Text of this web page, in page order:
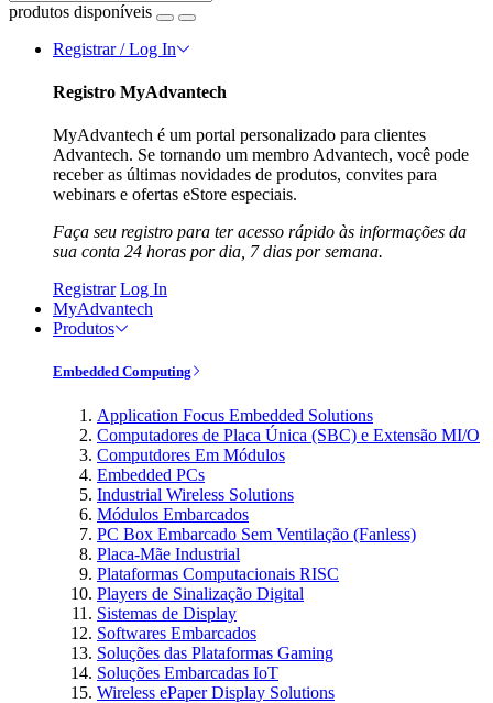
produtos disponíveis
Registrar / Log In
Registro MyAdvantech
MyAdvantech é um portal personalizado para clientes
Advantech. Se tornando um membro Advantech, você pode
receber as últimas novidades de produtos, convites para
webinars e ofertas eStore especiais.
Faça seu registro para ter acesso rápido às informações da
sua conta 24 horas por dia, 7 dias por semana.
Registrar Log In
MyAdvantech
Produtos
Embedded Computing
Application Focus Embedded Solutions
Computadores de Placa Única (SBC) e Extensão MI/O
Computdores Em Módulos
Embedded PCs
Industrial Wireless Solutions
Módulos Embarcados
PC Box Embarcado Sem Ventilação (Fanless)
Placa-Mãe Industrial
Plataformas Computacionais RISC
Players de Sinalização Digital
Sistemas de Display
Softwares Embarcados
Soluções das Plataformas Gaming
Soluções Embarcadas IoT
Wireless ePaper Display Solutions